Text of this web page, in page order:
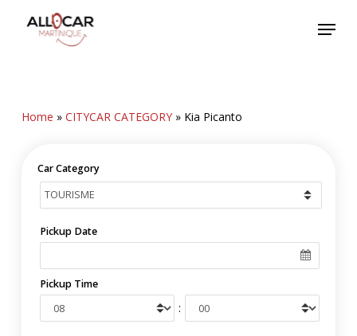
Menu
Home » CITYCAR CATEGORY» Kia Picanto
Car Category
Pickup Date
Pickup Time
: